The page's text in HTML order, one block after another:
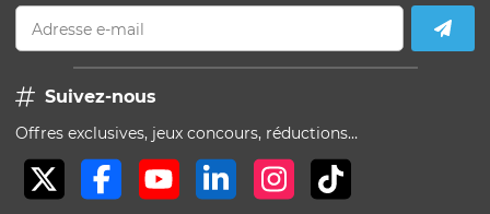
Adresse e-mail
Suivez-nous
Offres exclusives, jeux concours, réductions…